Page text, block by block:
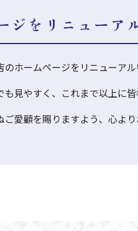
ジをリニューア
のホームページをリニューアル
も見やすく、これまで以上に
愛顧を賜りますよう、心より